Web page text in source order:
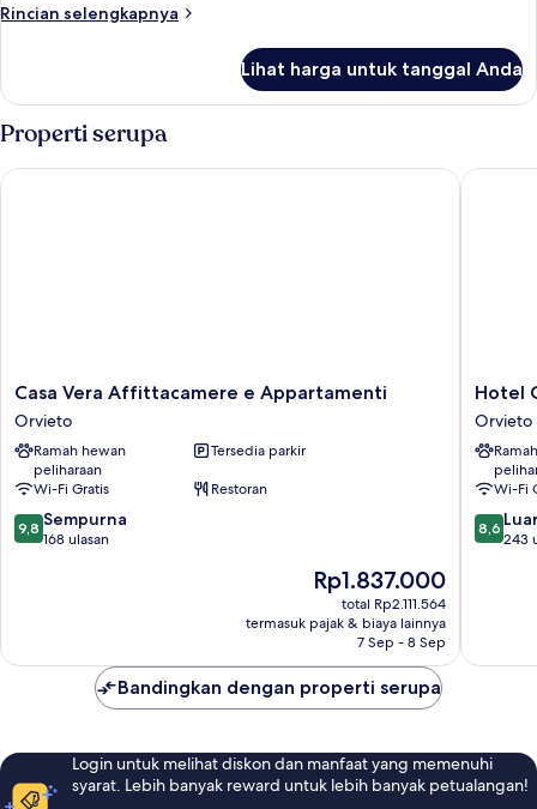
Rincian selengkapnya
Rincian
Kamar
Triple
Lihat harga untuk tanggal Anda
Properti serupa
Casa
Vera
Affittacamere
e
Appartamenti
Orvieto
Casa Vera Affittacamere e Appartamenti
Orvieto
Ramah hewan
peliharaan
Tersedia parkir
Wi-Fi Gratis
Restoran
9.8
dari
9,8 Sempurna
168 ulasan
Harga
sekarang
Rp1.837.000
Rp1.837.000
total Rp2.111.564
termasuk pajak & biaya lainnya
7 Sep - 8 Sep
Casa Vera Affittacamere e Appartamenti
Hotel
Corso
Orvieto
Hotel
Orvieto
Wi-Fi
8.6
dari
8,6
243
Hotel
Bandingkan dengan properti serupa
Login untuk melihat diskon dan manfaat yang memenuhi
syarat. Lebih banyak reward untuk lebih banyak petualangan!